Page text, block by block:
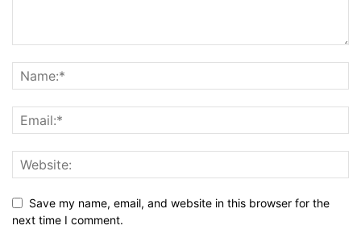
Save my name, email, and website in this browser for the
next time I comment.